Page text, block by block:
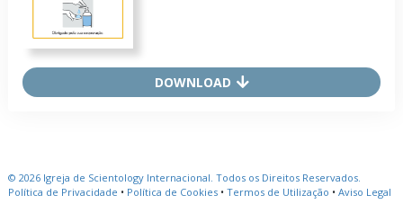
DOWNLOAD
© 2026 Igreja de Scientology Internacional. Todos os Direitos Reservados.
Política de Privacidade • Política de Cookies • Termos de Utilização • Aviso Legal